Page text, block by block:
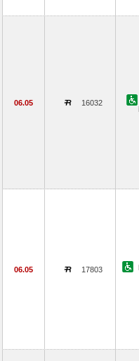
06.05 16032
06.05 17803